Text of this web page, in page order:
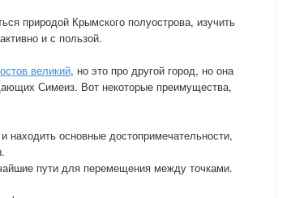
природой Крымского полуострова, изучить
и с пользой.
великий, но это про другой город, но она
Симеиз. Вот некоторые преимущества,
находить основные достопримечательности,
пути для перемещения между точками.